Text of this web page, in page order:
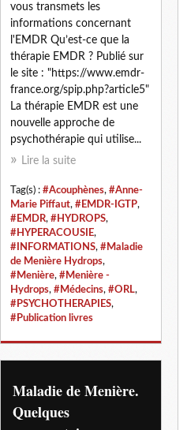
vous transmets les
informations concernant
l'EMDR Qu’est-ce que la
thérapie EMDR ? Publié sur
le site : "https://www.emdr-
france.org/spip.php?article5"
La thérapie EMDR est une
nouvelle approche de
psychothérapie qui utilise...
Lire la suite
Tag(s) : #Acouphènes, #Anne-
Marie Piffaut, #EMDR-IGTP,
#EMDR, #HYDROPS,
#HYPERACOUSIE,
#INFORMATIONS, #Maladie
de Menière Hydrops,
#Menière, #Menière -
Hydrops, #Médecins, #ORL,
#PSYCHOTHERAPIES,
#Publication livres
Maladie de Menière.
Quelques